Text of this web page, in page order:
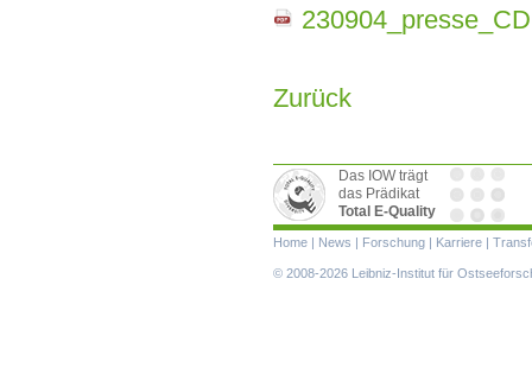
Zurück
Das IOW trägt
das Prädikat
Total E-Quality
Navigation
Home News Forschung Karriere
© 2008-2026 Leibniz-Institut für